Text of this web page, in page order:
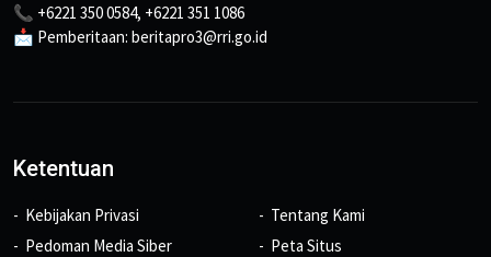
📞 +6221 350 0584, +6221 351 1086
📩 Pemberitaan: beritapro3@rri.go.id
Ketentuan
Kebijakan Privasi
Pedoman Media Siber
Tentang Kami
Peta Situs